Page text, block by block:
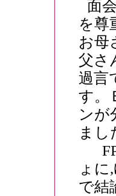
面
を尊
お母
父さ
過言
す。
ンが
まし
ょに
で結